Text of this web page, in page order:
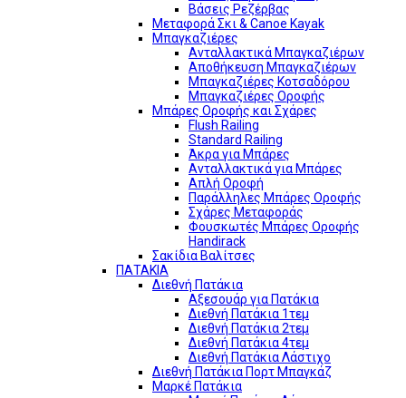
Βάσεις Ρεζέρβας
Μεταφορά Σκι & Canoe Kayak
Μπαγκαζιέρες
Ανταλλακτικά Μπαγκαζιέρων
Αποθήκευση Μπαγκαζιέρων
Μπαγκαζιέρες Κοτσαδόρου
Μπαγκαζιέρες Οροφής
Μπάρες Οροφής και Σχάρες
Flush Railing
Standard Railing
Άκρα για Μπάρες
Ανταλλακτικά για Μπάρες
Απλή Οροφή
Παράλληλες Μπάρες Οροφής
Σχάρες Μεταφοράς
Φουσκωτές Μπάρες Οροφής
Handirack
Σακίδια Βαλίτσες
ΠΑΤΑΚΙΑ
Διεθνή Πατάκια
Αξεσουάρ για Πατάκια
Διεθνή Πατάκια 1τεμ
Διεθνή Πατάκια 2τεμ
Διεθνή Πατάκια 4τεμ
Διεθνή Πατάκια Λάστιχο
Διεθνή Πατάκια Πορτ Μπαγκάζ
Μαρκέ Πατάκια